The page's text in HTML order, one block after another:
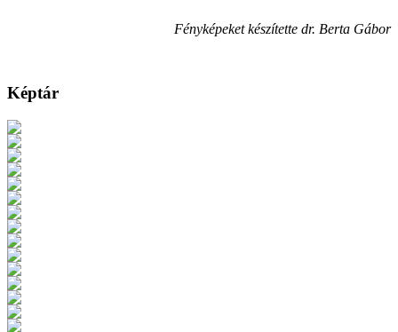
Fényképeket készítette dr. Berta Gábor
Képtár